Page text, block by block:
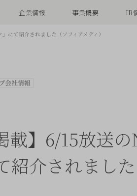
企業情報 事業概要 IR
にて紹介されました（ソフィアメディ）
載】6/15放送
紹介されました
会社情報